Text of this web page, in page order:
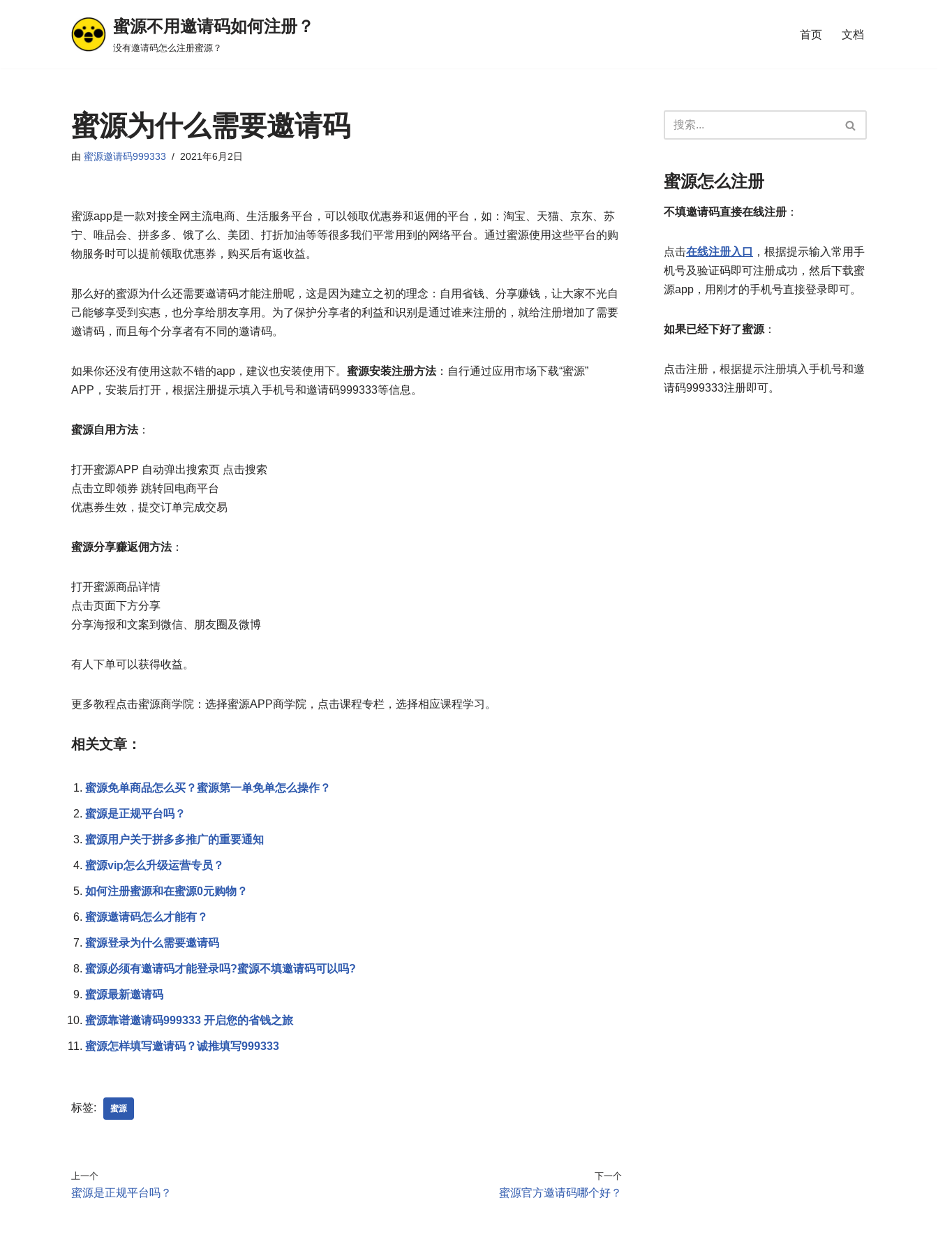
蜜源不用邀请码如何注册？
没有邀请码怎么注册蜜源？
首页 文档
蜜源为什么需要邀请码
由 蜜源邀请码999333 2021年6月2日
蜜源app是一款对接全网主流电商、生活服务平台，可以领取优惠券和返佣的平台，如：淘宝、天猫、京东、苏
宁、唯品会、拼多多、饿了么、美团、打折加油等等很多我们平常用到的网络平台。通过蜜源使用这些平台的购
物服务时可以提前领取优惠券，购买后有返收益。
那么好的蜜源为什么还需要邀请码才能注册呢，这是因为建立之初的理念：自用省钱、分享赚钱，让大家不光自
己能够享受到实惠，也分享给朋友享用。为了保护分享者的利益和识别是通过谁来注册的，就给注册增加了需要
邀请码，而且每个分享者有不同的邀请码。
如果你还没有使用这款不错的app，建议也安装使用下。 蜜源安装注册方法：自行通过应用市场下载“蜜源”
APP，安装后打开，根据注册提示填入手机号和邀请码999333等信息。
蜜源自用方法：
打开蜜源APP 自动弹出搜索页 点击搜索
点击立即领券 跳转回电商平台
优惠券生效，提交订单完成交易
蜜源分享赚返佣方法：
打开蜜源商品详情
点击页面下方分享
分享海报和文案到微信、朋友圈及微博
有人下单可以获得收益。
更多教程点击蜜源商学院：选择蜜源APP商学院，点击课程专栏，选择相应课程学习。
相关文章：
蜜源免单商品怎么买？蜜源第一单免单怎么操作？
蜜源是正规平台吗？
蜜源用户关于拼多多推广的重要通知
蜜源vip怎么升级运营专员？
如何注册蜜源和在蜜源0元购物？
蜜源邀请码怎么才能有？
蜜源登录为什么需要邀请码
蜜源必须有邀请码才能登录吗?蜜源不填邀请码可以吗?
蜜源最新邀请码
蜜源靠谱邀请码999333 开启您的省钱之旅
蜜源怎样填写邀请码？诚推填写999333
标签: 蜜源
上一个
蜜源是正规平台吗？
下一个
蜜源官方邀请码哪个好？
蜜源怎么注册
不填邀请码直接在线注册 ：
点击在线注册入口
，根据提示输入常用手
机号及验证码即可注册成功，然后下载蜜
源app，用刚才的手机号直接登录即可。
如果已经下好了蜜源 ：
点击注册，根据提示注册填入手机号和邀
请码999333注册即可。